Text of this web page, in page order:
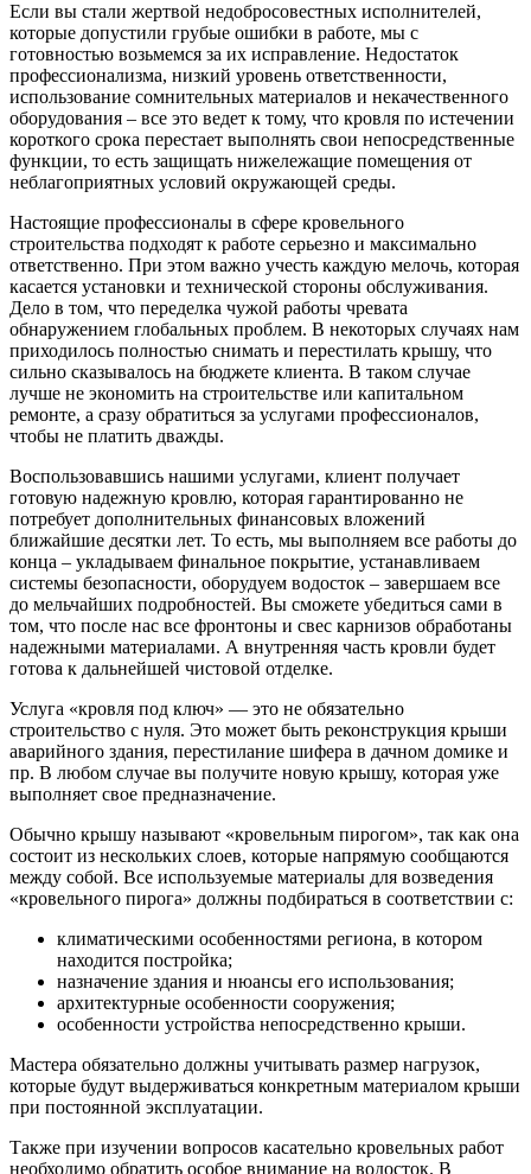
Если вы стали жертвой недобросовестных исполнителей,
которые допустили грубые ошибки в работе, мы с
готовностью возьмемся за их исправление. Недостаток
профессионализма, низкий уровень ответственности,
использование сомнительных материалов и некачественного
оборудования – все это ведет к тому, что кровля по истечении
короткого срока перестает выполнять свои непосредственные
функции, то есть защищать нижележащие помещения от
неблагоприятных условий окружающей среды.
Настоящие профессионалы в сфере кровельного
строительства подходят к работе серьезно и максимально
ответственно. При этом важно учесть каждую мелочь, которая
касается установки и технической стороны обслуживания.
Дело в том, что переделка чужой работы чревата
обнаружением глобальных проблем. В некоторых случаях нам
приходилось полностью снимать и перестилать крышу, что
сильно сказывалось на бюджете клиента. В таком случае
лучше не экономить на строительстве или капитальном
ремонте, а сразу обратиться за услугами профессионалов,
чтобы не платить дважды.
Воспользовавшись нашими услугами, клиент получает
готовую надежную кровлю, которая гарантированно не
потребует дополнительных финансовых вложений
ближайшие десятки лет. То есть, мы выполняем все работы до
конца – укладываем финальное покрытие, устанавливаем
системы безопасности, оборудуем водосток – завершаем все
до мельчайших подробностей. Вы сможете убедиться сами в
том, что после нас все фронтоны и свес карнизов обработаны
надежными материалами. А внутренняя часть кровли будет
готова к дальнейшей чистовой отделке.
Услуга «кровля под ключ» — это не обязательно
строительство с нуля. Это может быть реконструкция крыши
аварийного здания, перестилание шифера в дачном домике и
пр. В любом случае вы получите новую крышу, которая уже
выполняет свое предназначение.
Обычно крышу называют «кровельным пирогом», так как она
состоит из нескольких слоев, которые напрямую сообщаются
между собой. Все используемые материалы для возведения
«кровельного пирога» должны подбираться в соответствии с:
климатическими особенностями региона, в котором
находится постройка;
назначение здания и нюансы его использования;
архитектурные особенности сооружения;
особенности устройства непосредственно крыши.
Мастера обязательно должны учитывать размер нагрузок,
которые будут выдерживаться конкретным материалом крыши
при постоянной эксплуатации.
Также при изучении вопросов касательно кровельных работ
необходимо обратить особое внимание на водосток. В